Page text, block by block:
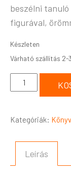
beszélni
figurával,
Készleten
Kategóriák:
Leírás